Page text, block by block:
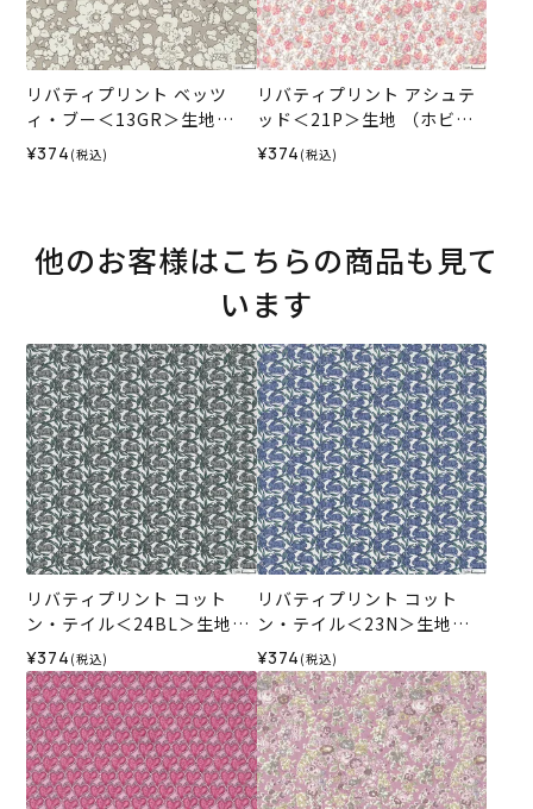
リバティプリント ベッツ
ィ・ブー＜13GR＞生地
（ホビーラホビーレオリジ
ナル）2026SS
¥374 (税込)
リバティプリント アシュテ
ッド＜21P＞生地 （ホビー
ラホビーレオリジナル）202
¥374 (税込)
他のお客様はこちらの商品も見て
います
リバティプリント コット
ン・テイル＜24BL＞生地
（ホビーラホビーレオリジ
ナル）2026ES
¥374 (税込)
リバティプリント コット
ン・テイル＜23N＞生地
（ホビーラホビーレオリジ
ナル）2026ES
¥374 (税込)